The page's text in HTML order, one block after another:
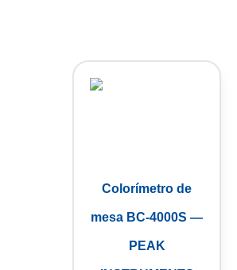
Colorímetro de
mesa BC-4000S —
PEAK